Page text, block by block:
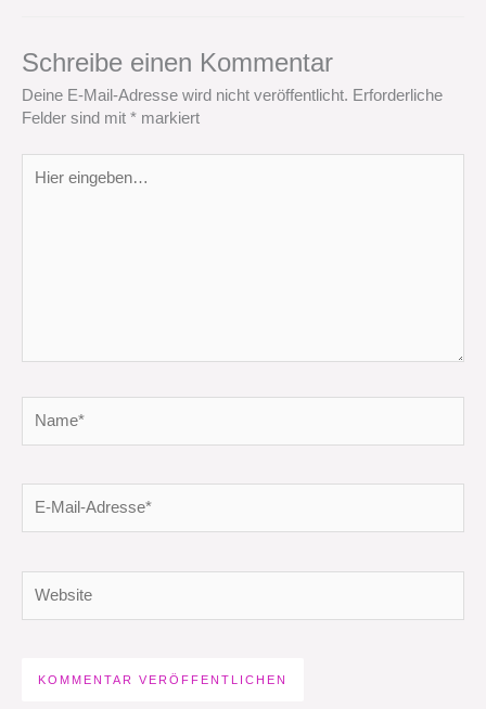
Schreibe einen Kommentar
Deine E-Mail-Adresse wird nicht veröffentlicht. Erforderliche
Felder sind mit * markiert
eingeben…
Mail-